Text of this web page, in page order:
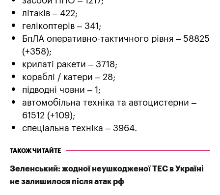
літаків – 422;
гелікоптерів – 341;
БпЛА оперативно-тактичного рівня – 58825
(+358);
крилаті ракети – 3718;
кораблі / катери – 28;
підводні човни – 1;
автомобільна техніка та автоцистерни –
61512 (+109);
спеціальна техніка – 3964.
ТАКОЖ ЧИТАЙТЕ
Зеленський: жодної неушкодженої ТЕС в Україні
не залишилося після атак рф